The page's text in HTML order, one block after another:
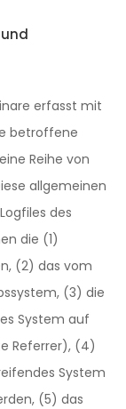
erfasst mit
betroffene
Reihe von
allgemeinen
des
die (1)
(2) das vom
(3) die
System auf
Referrer), (4)
System
(5) das